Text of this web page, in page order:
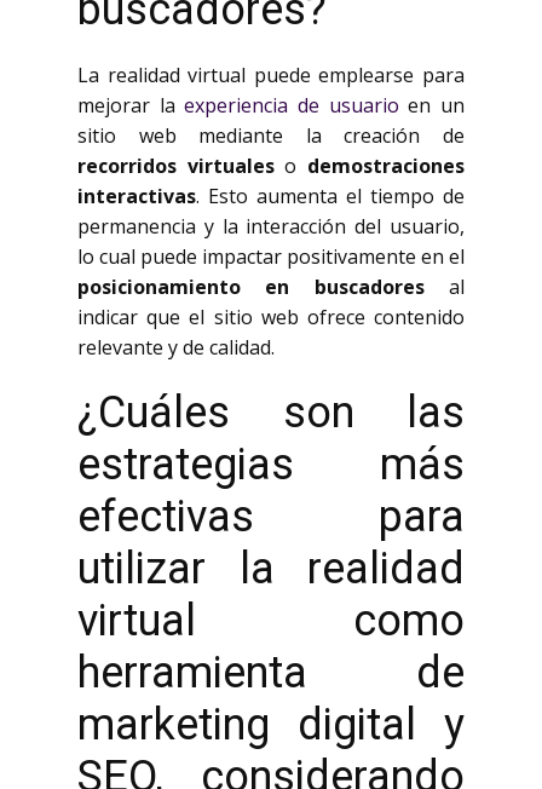
La realidad virtual puede emplearse para
mejorar laexperiencia de usuario en un
sitio web mediante la creación de
recorridos virtualeso demostraciones
interactivas. Esto aumenta el tiempo de
permanencia y la interacción del usuario,
lo cual puede impactar positivamente en el
posicionamiento en buscadoresal
indicar que el sitio web ofrece contenido
relevante y de calidad.
¿Cuáles son las
estrategias más
efectivas para
utilizar la realidad
virtual como
herramienta de
marketing digital y
SEO, considerando